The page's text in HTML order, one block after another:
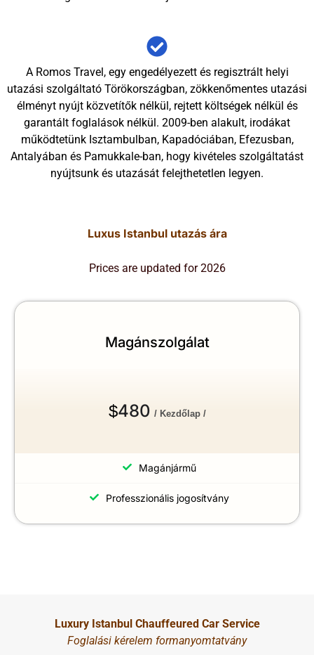
A Romos Travel, egy engedélyezett és regisztrált helyi
utazási szolgáltató Törökországban, zökkenőmentes utazási
élményt nyújt közvetítők nélkül, rejtett költségek nélkül és
garantált foglalások nélkül. 2009-ben alakult, irodákat
működtetünk Isztambulban, Kapadóciában, Efezusban,
Antalyában és Pamukkale-ban, hogy kivételes szolgáltatást
nyújtsunk és utazását felejthetetlen legyen.
Luxus Istanbul utazás ára
Prices are updated for 2026
Magánszolgálat
$480 / Kezdőlap /
Magánjármű
Professzionális jogosítvány
Luxury Istanbul Chauffeured Car Service
Foglalási kérelem formanyomtatvány